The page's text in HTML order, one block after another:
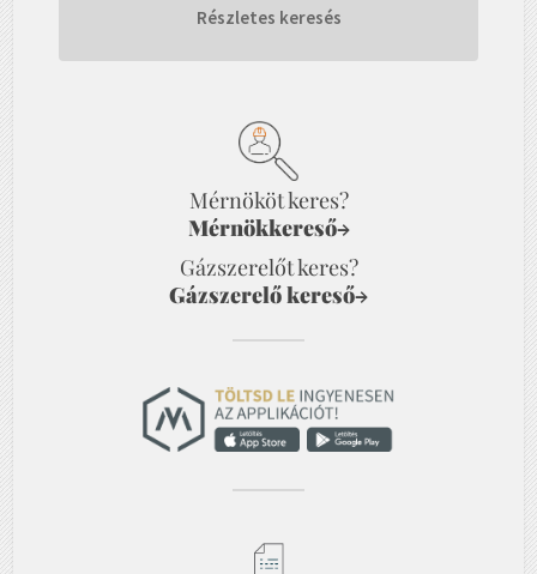
Részletes keresés
Mérnököt keres?
Mérnökkereső→
Gázszerelőt keres?
Gázszerelő kereső→